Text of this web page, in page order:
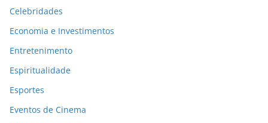
Celebridades
Economia e Investimentos
Entretenimento
Espiritualidade
Esportes
Eventos de Cinema